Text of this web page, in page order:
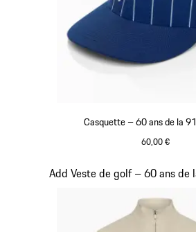
Casquette – 60 ans de la
60,00 €
Add Veste de golf – 60 ans
Diapositive 7 sur 20